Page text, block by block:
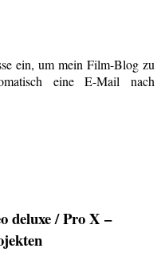
ein, um mein Film-Blog zu
eine E-Mail nach
deluxe / Pro X –